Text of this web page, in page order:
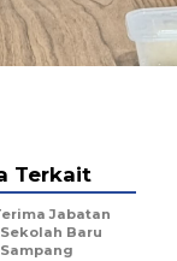
Terkait
Jabatan
Baru
Sampang